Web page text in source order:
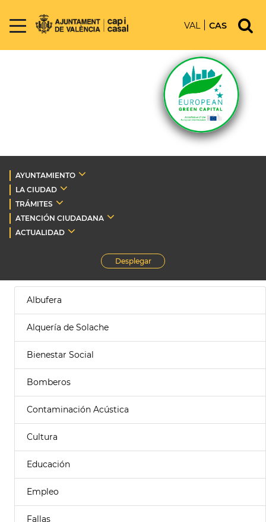
VAL CAS
AYUNTAMIENTO
LA CIUDAD
TRÁMITES
ATENCIÓN CIUDADANA
ACTUALIDAD
Desplegar
Albufera
Alquería de Solache
Bienestar Social
Bomberos
Contaminación Acústica
Cultura
Educación
Empleo
Fallas